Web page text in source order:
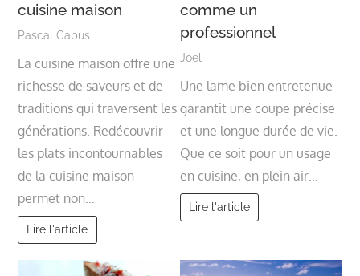
cuisine maison
Pascal Cabus
La cuisine maison offre une
richesse de saveurs et de
traditions qui traversent les
générations. Redécouvrir
les plats incontournables
de la cuisine maison
permet non…
Lire l'article
comme un
professionnel
Joel
Une lame bien entretenue
garantit une coupe précise
et une longue durée de vie.
Que ce soit pour un usage
en cuisine, en plein air…
Lire l'article